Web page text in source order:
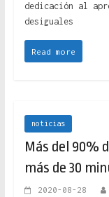
dedicación al
desiguales
Read more
noticias
Más del 90%
más de 30
2020-08-28